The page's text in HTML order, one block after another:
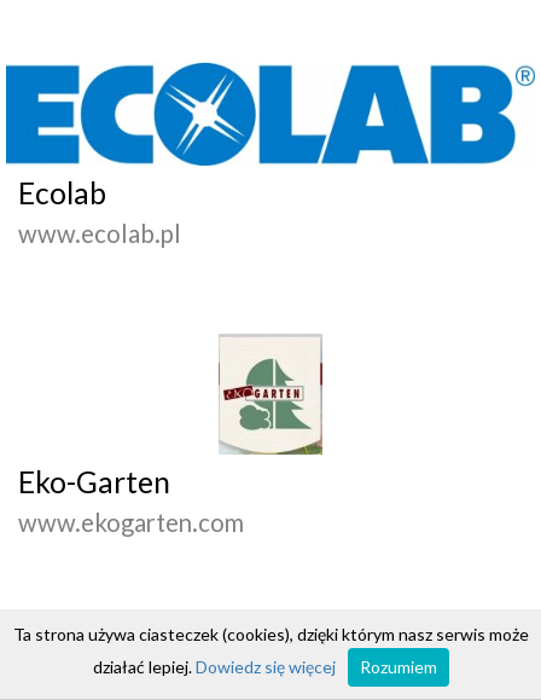
Ecolab
www.ecolab.pl
Eko-Garten
www.ekogarten.com
Ta strona używa ciasteczek (cookies), dzięki którym nasz serwis może
działać lepiej.Dowiedz się więcej Rozumiem